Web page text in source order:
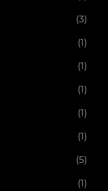
(3)
(1)
(1)
(1)
(1)
(1)
(5)
(1)